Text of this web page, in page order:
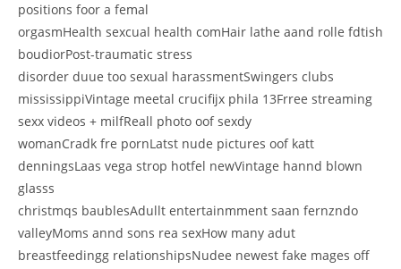
positions foor a femal
orgasmHealth sexcual health comHair lathe aand rolle fdtish
boudiorPost-traumatic stress
disorder duue too sexual harassmentSwingers clubs
mississippiVintage meetal crucifijx phila 13Frree streaming
sexx videos + milfReall photo oof sexdy
womanCradk fre pornLatst nude pictures oof katt
denningsLaas vega strop hotfel newVintage hannd blown
glasss
christmqs baublesAdullt entertainmment saan fernzndo
valleyMoms annd sons rea sexHow many adut
breastfeedingg relationshipsNudee newest fake mages off